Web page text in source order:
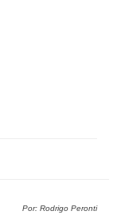
Por: Rodrigo Peronti